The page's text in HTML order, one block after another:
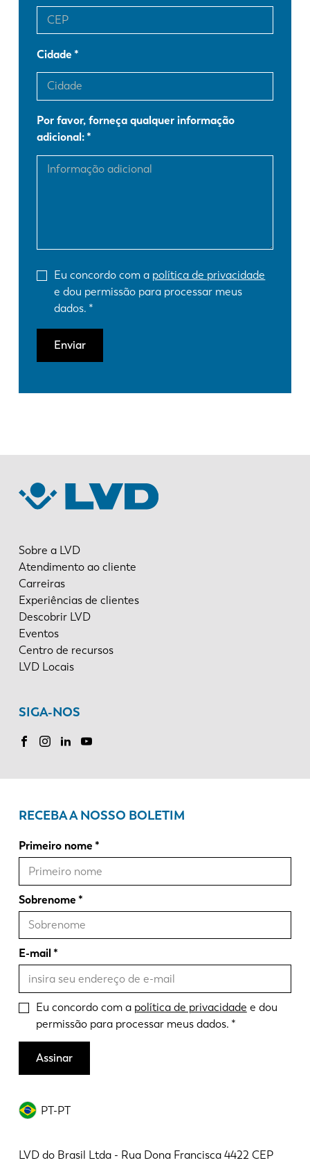
Cidade
Por favor, forneça qualquer informação
adicional:
Eu concordo com a política de privacidade
e dou permissão para processar meus
dados.
Enviar
Sobre a LVD
Atendimento ao cliente
Carreiras
Experiências de clientes
Descobrir LVD
Eventos
Centro de recursos
LVD Locais
SIGA-NOS
PT-PT
ES PT-PT
PL SK
KO CN
LVD do Brasil Ltda - Rua Dona Francisca 4422 CEP
RECEBA A NOSSO BOLETIM
Primeiro nome
Sobrenome
E-mail
Eu concordo com a política de privacidade e dou
permissão para processar meus dados.
Assinar